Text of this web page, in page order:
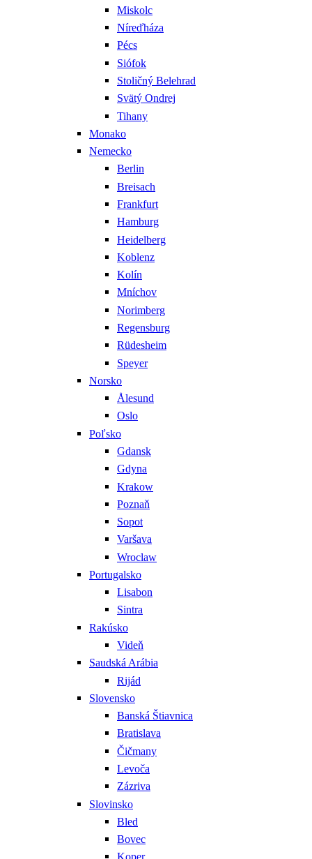
Miskolc
Níreďháza
Pécs
Siófok
Stoličný Belehrad
Svätý Ondrej
Tihany
Monako
Nemecko
Berlin
Breisach
Frankfurt
Hamburg
Heidelberg
Koblenz
Kolín
Mníchov
Norimberg
Regensburg
Rüdesheim
Speyer
Norsko
Ålesund
Oslo
Poľsko
Gdansk
Gdyna
Krakow
Poznaň
Sopot
Varšava
Wroclaw
Portugalsko
Lisabon
Sintra
Rakúsko
Videň
Saudská Arábia
Rijád
Slovensko
Banská Štiavnica
Bratislava
Čičmany
Levoča
Zázriva
Slovinsko
Bled
Bovec